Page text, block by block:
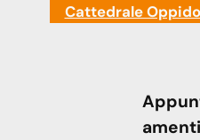
Cattedrale
amenti